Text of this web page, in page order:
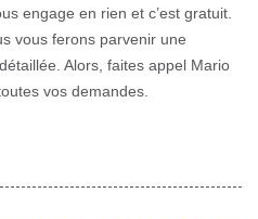
engage en rien et c’est gratuit.
vous ferons parvenir une
Alors, faites appel Mario
vos demandes.